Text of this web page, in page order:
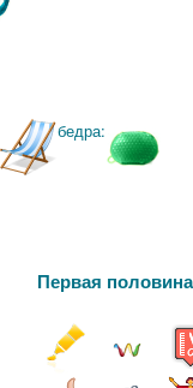
бедра:
Первая